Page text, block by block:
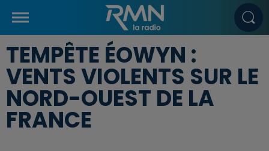
TEMPÊTE ÉOWYN :
VENTS VIOLENTS SUR LE
NORD-OUEST DE LA
FRANCE